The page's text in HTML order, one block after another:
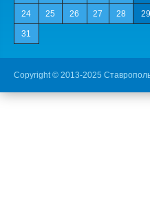
24 25 26 27 28 29
31
Copyright © 2013-2025